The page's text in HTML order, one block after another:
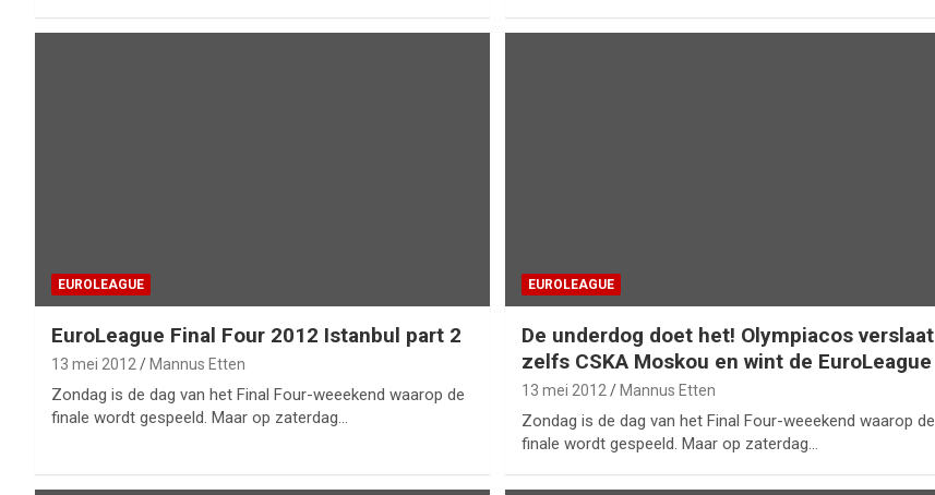
EUROLEAGUE
EuroLeague Final Four 2012 Istanbul part 2
13 mei 2012 Mannus Etten
Zondag is de dag van het Final Four-weeekend waarop de
finale wordt gespeeld. Maar op zaterdag…
EUROLEAGUE
De underdog doet het! Olympiacos verslaat
zelfs CSKA Moskou en wint de EuroLeague
13 mei 2012 Mannus Etten
Zondag is de dag van het Final Four-weeekend waarop de
finale wordt gespeeld. Maar op zaterdag…